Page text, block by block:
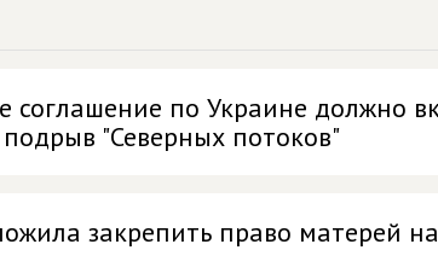
соглашение по Украине должно
"Северных потоков"
закрепить право матерей